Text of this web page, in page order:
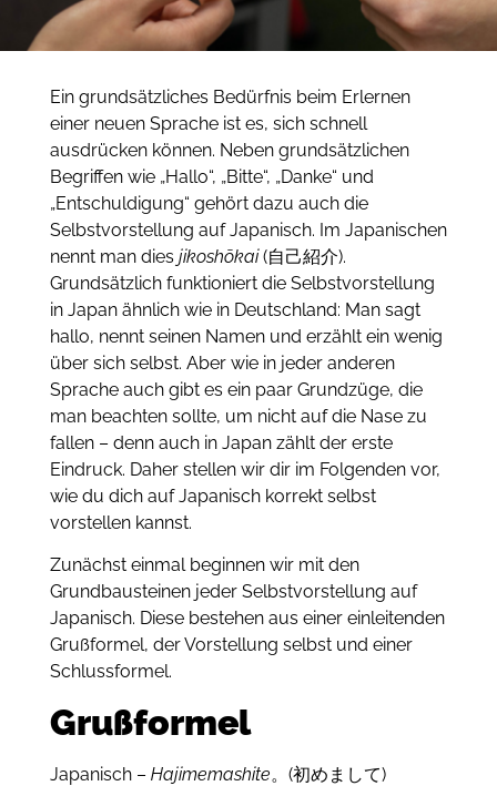
Ein grundsätzliches Bedürfnis beim Erlernen
einer neuen Sprache ist es, sich schnell
ausdrücken können. Neben grundsätzlichen
Begriffen wie „Hallo“, „Bitte“, „Danke“ und
„Entschuldigung“ gehört dazu auch die
Selbstvorstellung auf Japanisch. Im Japanischen
nennt man dies jikoshōkai(自己紹介).
Grundsätzlich funktioniert die Selbstvorstellung
in Japan ähnlich wie in Deutschland: Man sagt
hallo, nennt seinen Namen und erzählt ein wenig
über sich selbst. Aber wie in jeder anderen
Sprache auch gibt es ein paar Grundzüge, die
man beachten sollte, um nicht auf die Nase zu
fallen – denn auch in Japan zählt der erste
Eindruck. Daher stellen wir dir im Folgenden vor,
wie du dich auf Japanisch korrekt selbst
vorstellen kannst.
Zunächst einmal beginnen wir mit den
Grundbausteinen jeder Selbstvorstellung auf
Japanisch. Diese bestehen aus einer einleitenden
Grußformel, der Vorstellung selbst und einer
Schlussformel.
Grußformel
Japanisch – Hajimemashite。(初めまして)